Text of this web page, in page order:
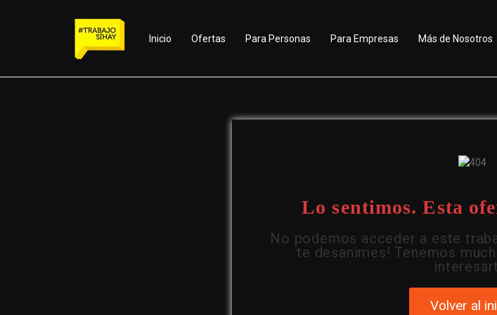
Inicio Ofertas Para Personas Para Empresas Más de Nosotros
Lo sentimos. Esta
No podemos acceder a este
te desanimes! Tenemos
Volver al